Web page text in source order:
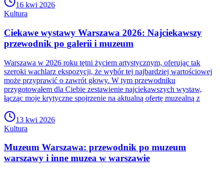
16 kwi 2026
Kultura
Ciekawe wystawy Warszawa 2026: Najciekawszy
przewodnik po galerii i muzeum
Warszawa w 2026 roku tętni życiem artystycznym, oferując tak
szeroki wachlarz ekspozycji, że wybór tej najbardziej wartościowej
może przyprawić o zawrót głowy. W tym przewodniku
przygotowałem dla Ciebie zestawienie najciekawszych wystaw,
łącząc moje krytyczne spojrzenie na aktualną ofertę muzealną z
13 kwi 2026
Kultura
Muzeum Warszawa: przewodnik po muzeum
warszawy i inne muzea w warszawie